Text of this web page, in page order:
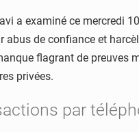
a examiné ce mercredi
de confiance et
flagrant de
privées.
par